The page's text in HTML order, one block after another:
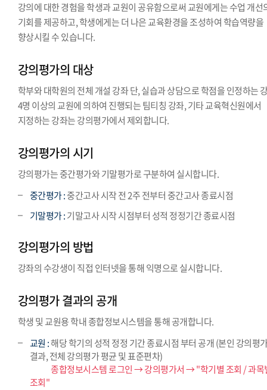
강의에 대한 경험을 학생과 교원이 공유함으로써 교원에게는 수업 개선
기회를 제공하고, 학생에게는 더 나은 교육환경을 조성하여 학습역량을
향상시킬 수 있습니다.
강의평가의 대상
학부와 대학원의 전체 개설 강좌 단, 실습과 상담으로 학점을 인정하는
4명 이상의 교원에 의하여 진행되는 팀티칭 강좌, 기타 교육혁신원에서
지정하는 강좌는 강의평가에서 제외합니다.
강의평가의 시기
강의평가는 중간평가와 기말평가로 구분하여 실시합니다.
중간평가 :중간고사 시작 전 2주 전부터 중간고사 종료시점
기말평가 :기말고사 시작 시점부터 성적 정정기간 종료시점
강의평가의 방법
강좌의 수강생이 직접 인터넷을 통해 익명으로 실시합니다.
강의평가 결과의 공개
학생 및 교원용 학내 종합정보시스템을 통해 공개합니다.
교원 :해당 학기의 성적 정정 기간 종료시점 부터 공개 (본인 강의평
결과, 전체 강의평가 평균 및 표준편차)
교원 :종합정보시스템 로그인 → 강의평가서 → "학기별 조회 / 과목
조회"